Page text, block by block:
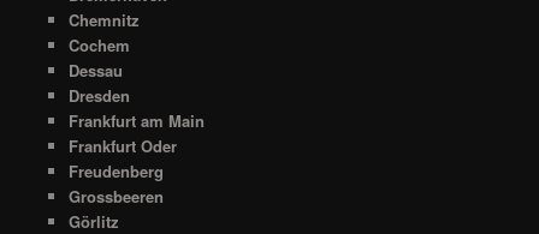
Chemnitz
Cochem
Dessau
Dresden
Frankfurt am Main
Frankfurt Oder
Freudenberg
Grossbeeren
Görlitz